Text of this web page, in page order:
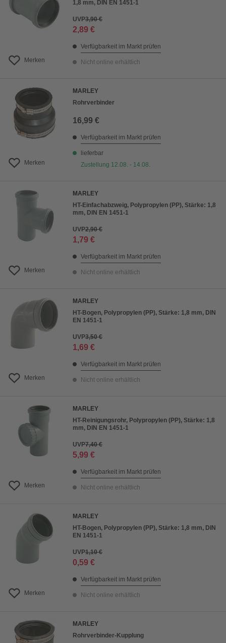
Merken
1,8 mm, DIN EN 1451-1
UVP3,90 €
2,89 €
Verfügbarkeit im Markt prüfen
Nicht online erhältlich
Merken
MARLEY
Rohrverbinder
16,99 €
Verfügbarkeit im Markt prüfen
lieferbar
Zustellung 12.08. - 14.08.
Merken
MARLEY
HT-Einfachabzweig, Polypropylen (PP), Stärke: 1,8
mm, DIN EN 1451-1
UVP2,90 €
1,79 €
Verfügbarkeit im Markt prüfen
Nicht online erhältlich
Merken
MARLEY
HT-Bogen, Polypropylen (PP), Stärke: 1,8 mm, DIN
EN 1451-1
UVP3,50 €
1,69 €
Verfügbarkeit im Markt prüfen
Nicht online erhältlich
Merken
MARLEY
HT-Reinigungsrohr, Polypropylen (PP), Stärke: 1,8
mm, DIN EN 1451-1
UVP7,40 €
5,99 €
Verfügbarkeit im Markt prüfen
Nicht online erhältlich
Merken
MARLEY
HT-Bogen, Polypropylen (PP), Stärke: 1,8 mm, DIN
EN 1451-1
UVP1,10 €
0,59 €
Verfügbarkeit im Markt prüfen
Nicht online erhältlich
MARLEY
Rohrverbinder-Kupplung